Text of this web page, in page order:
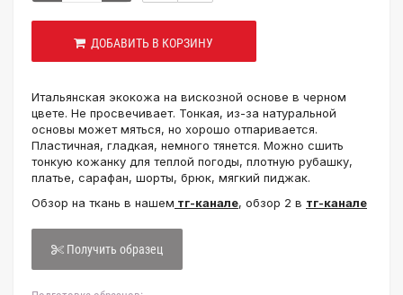
ДОБАВИТЬ В КОРЗИНУ
Итальянская экокожа на вискозной основе в черном
цвете. Не просвечивает. Тонкая, из-за натуральной
основы может мяться, но хорошо отпаривается.
Пластичная, гладкая, немного тянется. Можно сшить
тонкую кожанку для теплой погоды, плотную рубашку,
платье, сарафан, шорты, брюк, мягкий пиджак.
Обзор на ткань в нашем тг-канале, обзор 2 в тг-канале
Получить образец